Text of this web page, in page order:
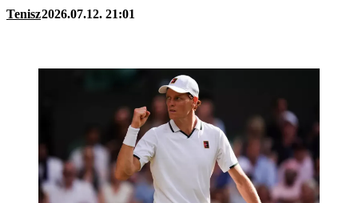
Tenisz2026.07.12. 21:01